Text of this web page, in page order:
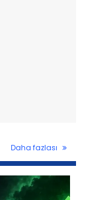
Daha fazlası